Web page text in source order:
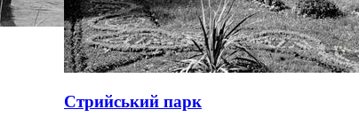
Стрийський парк